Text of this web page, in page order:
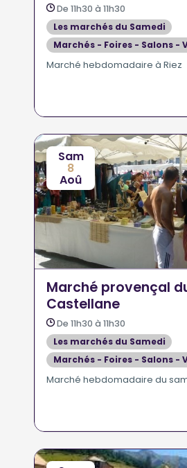
De 11h30 à 11h30
Les marchés du Samedi
Marchés - Foires - Salons -
Marché hebdomadaire à Riez
Sam
8
Aoû
Marché provençal
Castellane
De 11h30 à 11h30
Les marchés du Samedi
Marchés - Foires - Salons -
Marché hebdomadaire du